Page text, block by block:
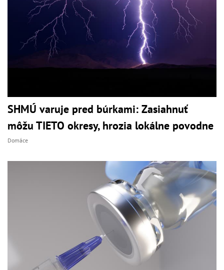
SHMÚ varuje pred búrkami: Zasiahnuť
môžu TIETO okresy, hrozia lokálne povodne
Domáce